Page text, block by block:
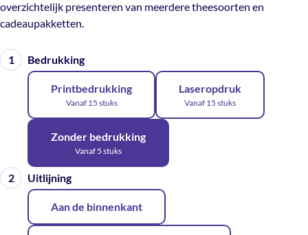
overzichtelijk presenteren van meerdere theesoorten en
cadeaupakketten.
Bedrukking
Printbedrukking
Vanaf 15 stuks
Laseropdruk
Vanaf 15 stuks
Zonder bedrukking
Vanaf 5 stuks
Uitlijning
Aan de binnenkant